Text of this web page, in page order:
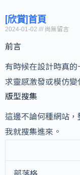
[欣賞]首頁
2024-01-02 尚無留言
前言
有時候在設計時真
求靈感激發或模仿變
版型搜集
這邊不論何種網站
我就搜集進來。